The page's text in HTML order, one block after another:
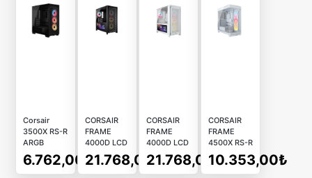
Corsair
3500X RS-R
ARGB
Panoramik
Camlı USB
6.762,00₺
CORSAIR
FRAME
4000D LCD
RS ARGB
Fanlı LCD
21.768,00₺
CORSAIR
FRAME
4000D LCD
RS ARGB
Fanlı LCD
21.768,00₺
CORSAIR
FRAME
4500X RS-R
ARGB Fanlı
Panoramik
10.353,00₺